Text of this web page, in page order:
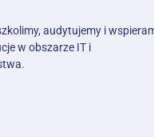
audytujemy i
w obszarze IT i